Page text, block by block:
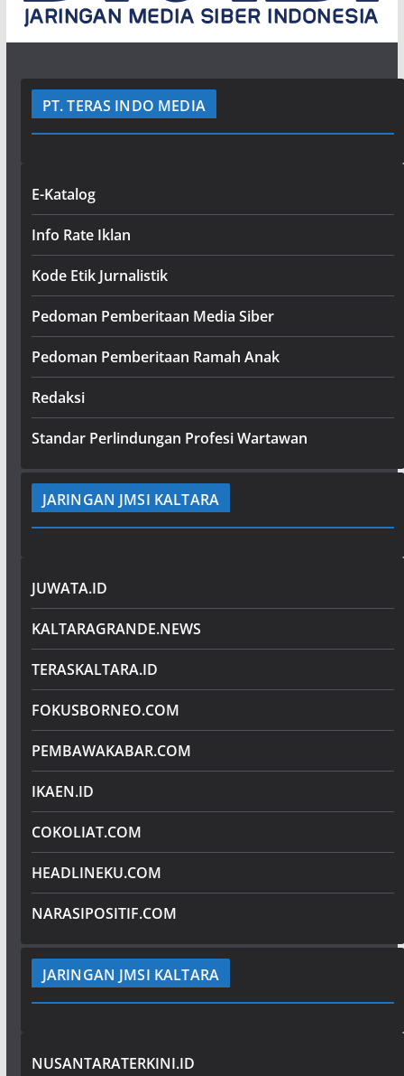
PT. TERAS INDO MEDIA
E-Katalog
Info Rate Iklan
Kode Etik Jurnalistik
Pedoman Pemberitaan Media Siber
Pedoman Pemberitaan Ramah Anak
Redaksi
Standar Perlindungan Profesi Wartawan
JARINGAN JMSI KALTARA
JUWATA.ID
KALTARAGRANDE.NEWS
TERASKALTARA.ID
FOKUSBORNEO.COM
PEMBAWAKABAR.COM
IKAEN.ID
COKOLIAT.COM
HEADLINEKU.COM
NARASIPOSITIF.COM
JARINGAN JMSI KALTARA
NUSANTARATERKINI.ID